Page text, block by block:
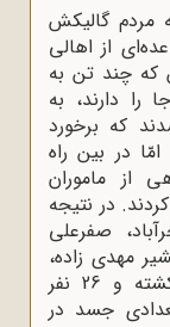
مردم گالیکش
از اهالی
که چند تن به
دارند، به
که برخورد
در بین راه
از ماموران
در نتیجه
صفرعلی
مهدی زاده،
قزلسفلو، نصیر نظری و محمود پیری کشته و 26 نفر
جسد در